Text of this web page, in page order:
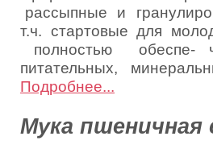
рассыпные и
т.ч. стартовые для
полностью обеспе-
питательных,
Подробнее...
Мука пшеничная